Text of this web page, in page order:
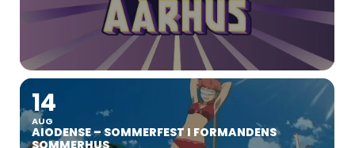
14
AUG
AIODENSE – SOMMERFEST I FORMANDENS